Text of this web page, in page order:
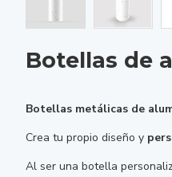
Botellas de
Botellas metálicas de
Crea tu propio diseño y
Al ser una botella